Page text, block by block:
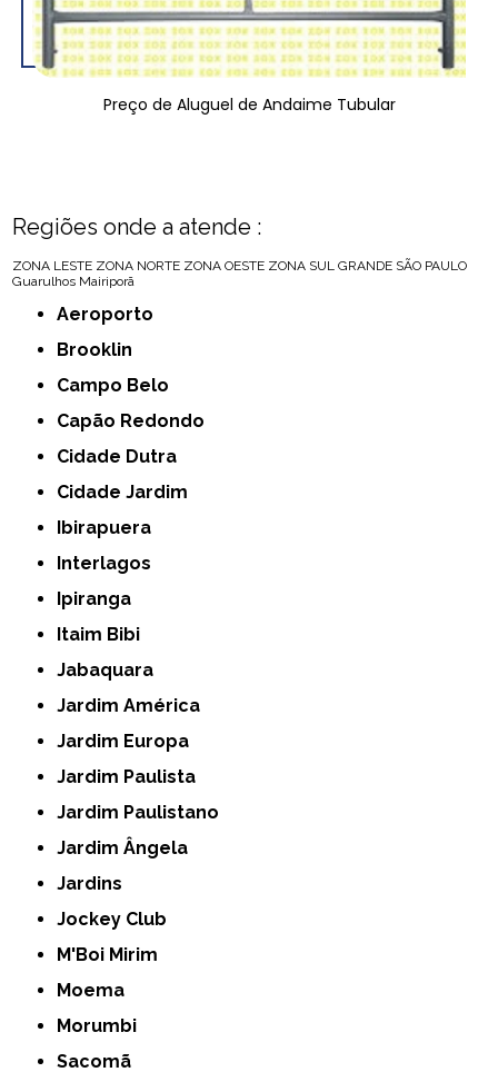
Preço de Aluguel de Andaime Tubular
Regiões onde a atende :
ZONA LESTE ZONA NORTE ZONA OESTE ZONA SUL GRANDE SÃO PAULO
Guarulhos Mairiporã
Aeroporto
Brooklin
Campo Belo
Capão Redondo
Cidade Dutra
Cidade Jardim
Ibirapuera
Interlagos
Ipiranga
Itaim Bibi
Jabaquara
Jardim América
Jardim Europa
Jardim Paulista
Jardim Paulistano
Jardim Ângela
Jardins
Jockey Club
M'Boi Mirim
Moema
Morumbi
Sacomã